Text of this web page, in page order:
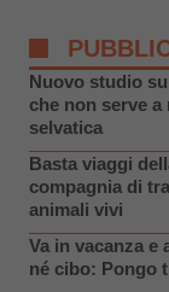
Nuovo studio
che non serve
selvatica
Basta viaggi
compagnia di
animali vivi
Va in vacanza e
né cibo: Pongo